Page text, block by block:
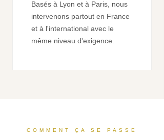
Basés à Lyon et à Paris, nous
intervenons partout en France
et à l'international avec le
même niveau d'exigence.
COMMENT ÇA SE PASSE